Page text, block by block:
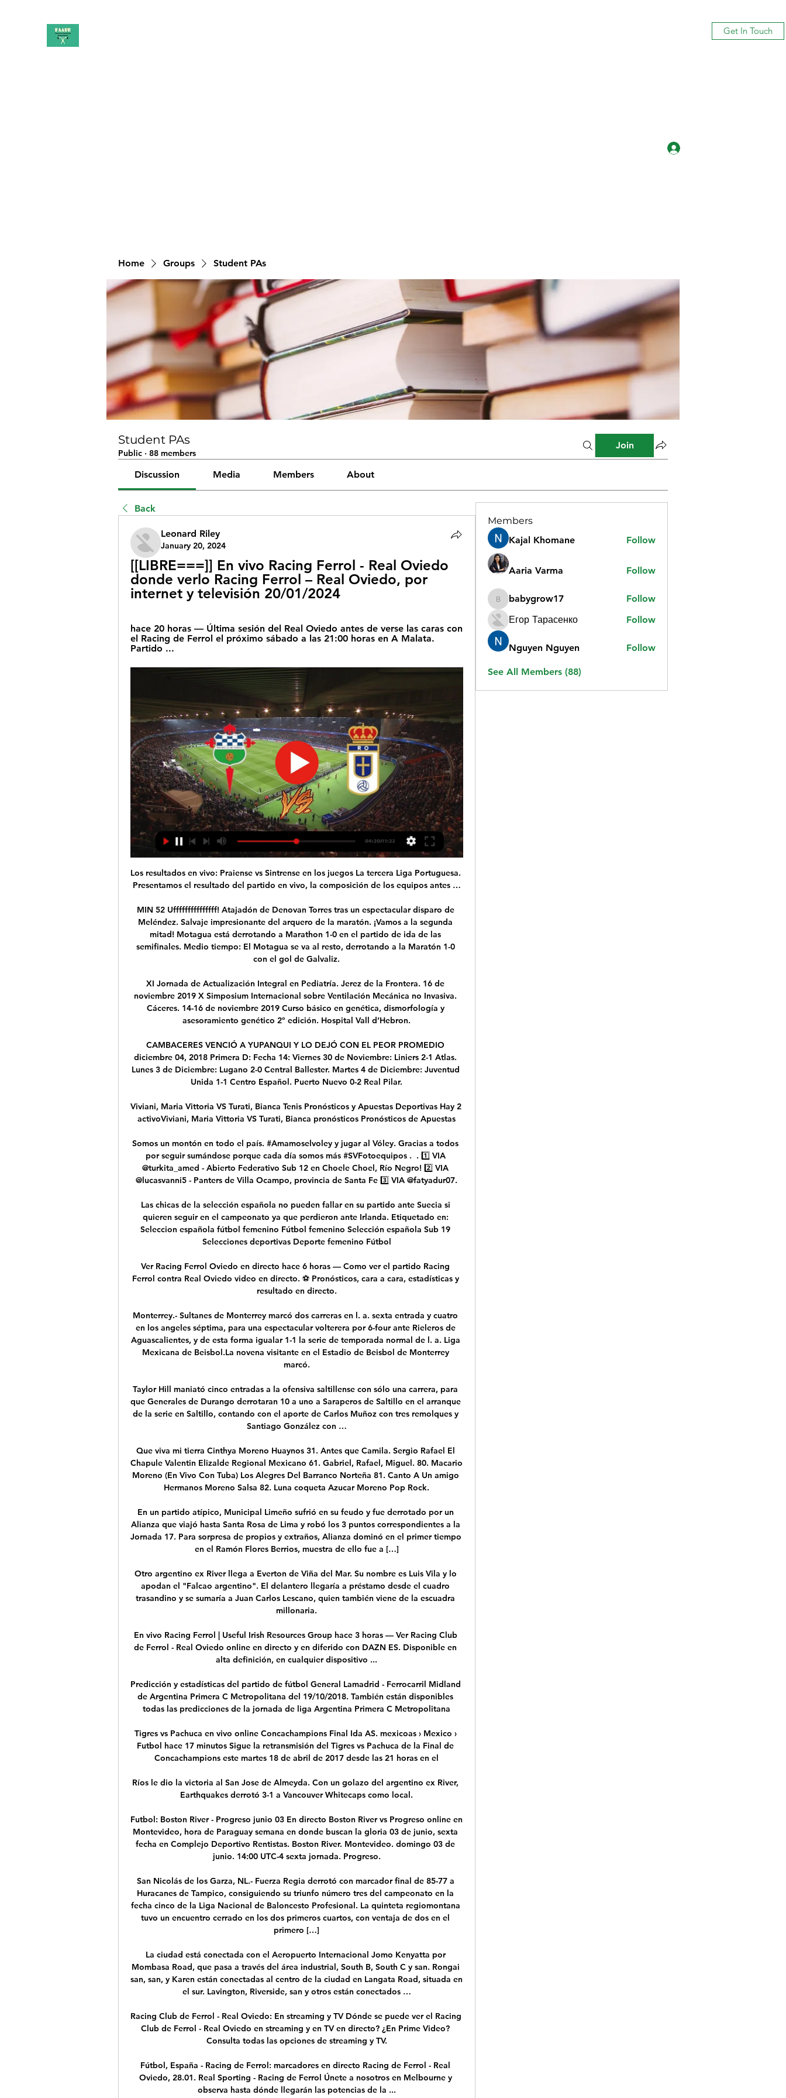
Get In Touch
Home Groups Student PAs
Student PAs
Public · 88 members
Join
Discussion Media Members About
Back
Leonard Riley
January 20, 2024
[[LIBRE===]] En vivo Racing Ferrol - Real Oviedo
donde verlo Racing Ferrol – Real Oviedo, por
internet y televisión 20/01/2024
hace 20 horas — Última sesión del Real Oviedo antes de verse las caras con
el Racing de Ferrol el próximo sábado a las 21:00 horas en A Malata.
Partido ...
Los resultados en vivo: Praiense vs Sintrense en los juegos La tercera Liga Portuguesa. Presentamos el resultado del partido en vivo, la composición de los equipos antes …

MIN 52 Ufffffffffffffff! Atajadón de Denovan Torres tras un espectacular disparo de Meléndez. Salvaje impresionante del arquero de la maratón. ¡Vamos a la segunda mitad! Motagua está derrotando a Marathon 1-0 en el partido de ida de las semifinales. Medio tiempo: El Motagua se va al resto, derrotando a la Maratón 1-0 con el gol de Galvaliz.

XI Jornada de Actualización Integral en Pediatría. Jerez de la Frontera. 16 de noviembre 2019 X Simposium Internacional sobre Ventilación Mecánica no Invasiva. Cáceres. 14-16 de noviembre 2019 Curso básico en genética, dismorfología y asesoramiento genético 2º edición. Hospital Vall d’Hebron.

CAMBACERES VENCIÓ A YUPANQUI Y LO DEJÓ CON EL PEOR PROMEDIO diciembre 04, 2018 Primera D: Fecha 14: Viernes 30 de Noviembre: Liniers 2-1 Atlas. Lunes 3 de Diciembre: Lugano 2-0 Central Ballester. Martes 4 de Diciembre: Juventud Unida 1-1 Centro Español. Puerto Nuevo 0-2 Real Pilar.

Viviani, Maria Vittoria VS Turati, Bianca Tenis Pronósticos y Apuestas Deportivas Hay 2 activoViviani, Maria Vittoria VS Turati, Bianca pronósticos Pronósticos de Apuestas

Somos un montón en todo el país. #Amamoselvoley y jugar al Vóley. Gracias a todos por seguir sumándose porque cada día somos más #SVFotoequipos . ️ . 1️⃣ VIA @turkita_amed - Abierto Federativo Sub 12 en Choele Choel, Río Negro! 2️⃣ VIA @lucasvanni5 - Panters de Villa Ocampo, provincia de Santa Fe 3️⃣ VIA @fatyadur07.

Las chicas de la selección española no pueden fallar en su partido ante Suecia si quieren seguir en el campeonato ya que perdieron ante Irlanda. Etiquetado en: Seleccion española fútbol femenino Fútbol femenino Selección española Sub 19 Selecciones deportivas Deporte femenino Fútbol

Ver Racing Ferrol Oviedo en directo hace 6 horas — Como ver el partido Racing Ferrol contra Real Oviedo video en directo. ⚽️ Pronósticos, cara a cara, estadísticas y resultado en directo.

Monterrey.- Sultanes de Monterrey marcó dos carreras en l. a. sexta entrada y cuatro en los angeles séptima, para una espectacular volterera por 6-four ante Rieleros de Aguascalientes, y de esta forma igualar 1-1 la serie de temporada normal de l. a. Liga Mexicana de Beisbol.La novena visitante en el Estadio de Beisbol de Monterrey marcó.

Taylor Hill maniató cinco entradas a la ofensiva saltillense con sólo una carrera, para que Generales de Durango derrotaran 10 a uno a Saraperos de Saltillo en el arranque de la serie en Saltillo, contando con el aporte de Carlos Muñoz con tres remolques y Santiago González con …

Que viva mi tierra Cinthya Moreno Huaynos 31. Antes que Camila. Sergio Rafael El Chapule Valentin Elizalde Regional Mexicano 61. Gabriel, Rafael, Miguel. 80. Macario Moreno (En Vivo Con Tuba) Los Alegres Del Barranco Norteña 81. Canto A Un amigo Hermanos Moreno Salsa 82. Luna coqueta Azucar Moreno Pop Rock.

En un partido atípico, Municipal Limeño sufrió en su feudo y fue derrotado por un Alianza que viajó hasta Santa Rosa de Lima y robó los 3 puntos correspondientes a la Jornada 17. Para sorpresa de propios y extraños, Alianza dominó en el primer tiempo en el Ramón Flores Berrios, muestra de ello fue a […]

Otro argentino ex River llega a Everton de Viña del Mar. Su nombre es Luis Vila y lo apodan el "Falcao argentino". El delantero llegaría a préstamo desde el cuadro trasandino y se sumaría a Juan Carlos Lescano, quien también viene de la escuadra millonaria.

En vivo Racing Ferrol | Useful Irish Resources Group hace 3 horas — Ver Racing Club de Ferrol - Real Oviedo online en directo y en diferido con DAZN ES. Disponible en alta definición, en cualquier dispositivo ...

Predicción y estadísticas del partido de fútbol General Lamadrid - Ferrocarril Midland de Argentina Primera C Metropolitana del 19/10/2018. También están disponibles todas las predicciones de la jornada de liga Argentina Primera C Metropolitana

Tigres vs Pachuca en vivo online Concachampions Final Ida AS. mexicoas › Mexico › Futbol hace 17 minutos Sigue la retransmisión del Tigres vs Pachuca de la Final de Concachampions este martes 18 de abril de 2017 desde las 21 horas en el

Ríos le dio la victoria al San Jose de Almeyda. Con un golazo del argentino ex River, Earthquakes derrotó 3-1 a Vancouver Whitecaps como local.

Futbol: Boston River - Progreso junio 03 En directo Boston River vs Progreso online en Montevideo, hora de Paraguay semana en donde buscan la gloria 03 de junio, sexta fecha en Complejo Deportivo Rentistas. Boston River. Montevideo. domingo 03 de junio. 14:00 UTC-4 sexta jornada. Progreso.

San Nicolás de los Garza, NL.- Fuerza Regia derrotó con marcador final de 85-77 a Huracanes de Tampico, consiguiendo su triunfo número tres del campeonato en la fecha cinco de la Liga Nacional de Baloncesto Profesional. La quinteta regiomontana tuvo un encuentro cerrado en los dos primeros cuartos, con ventaja de dos en el primero […]

La ciudad está conectada con el Aeropuerto Internacional Jomo Kenyatta por Mombasa Road, que pasa a través del área industrial, South B, South C y san. Rongai san, san, y Karen están conectadas al centro de la ciudad en Langata Road, situada en el sur. Lavington, Riverside, san y otros están conectados …

Racing Club de Ferrol - Real Oviedo: En streaming y TV Dónde se puede ver el Racing Club de Ferrol - Real Oviedo en streaming y en TV en directo? ¿En Prime Video? Consulta todas las opciones de streaming y TV.

Fútbol, España - Racing de Ferrol: marcadores en directo Racing de Ferrol - Real Oviedo, 28.01. Real Sporting - Racing de Ferrol Únete a nosotros en Melbourne y observa hasta dónde llegarán las potencias de la ...

Balonmano femenino: CBM Elche vs Alcobendas 5th, Oct. El CBM Elche recibirá al Helvetia BM Alcobendas en la tercera jornada de la Liga Guerreras Iberdrola, en la División de Honor Femenina, el 5 de octubre, a las 18:00 horas, en el.

[[deporte@@]>>] Ver Racing-Racing Ferrol en vivo y en [deporte@@]>>] Ver Racing-Racing Ferrol en vivo y en directo 29 octubre 2023 Horarios y TV de los Próximos Partidos Televisados de Racing Ferrol. Dónde ...

Liverpool vs Barcelona en apps para el móvil. Aparte de la app de Movistar + para el smartphone, también puedes optar por descargar otras apps para ver el partido en directo, o por lo menos instalarlas para ver si ofrecen algún enlace para ver televisión online y se ofrezca el Liverpool vs Barcelona de Champions.

Chile Primera división Universidad Chile vs Cobresal online 2014, Universidad Chile recibe la visita de Cobresal en su reducto el Santa Laura-Universidad SEK de Santiago de Chile Chile, el partido está programado para el domingo 20 de julio del 2014.

Club Ferro Carril Oeste (Buenos Aires) 15 de agosto de 1904 Asociación Atlética Argentinos Juniors (Buenos Aires) 1 de septiembre de 1904 Club Atlético Uruguay (Concepción del Uruguay, Entre Ríos) 12 de octubre de 1904 Club Atlético Atlanta (Buenos Aires) 1 de enero de 1905 Club Atlético Independiente (Avellaneda, Bs. As.) 19 de marzo de.

Obtén las estadísticas del partido Unión (Santa Fe) vs. Newell's Old Boys Superliga 2018/2019. Obtén las estadísticas del partido Unión (Santa Fe) vs. Newell's Old Boys Superliga 2018/2019. Ir a la navegación < > Menu ESPN. Resultados. Has llegado a la edición de …

Su quinta victoria en igual número de presentaciones logró este sábado Deportes Iberia al derrotar por la cuenta mínima a Deportes Vallenar en el estadio Municipal de Los Ángeles en una nueva jornada del Campeonato Segunda División 2018.. Primer tiempo donde los locales salieron con todo a buscar la apertura del marcador, esta llegaría en el minuto 10 por medio de su defensor central.

Real Oviedo vs Racing Club Ferrol - LALIGA HYPERMOTION Cambio en Racing Ferrol, entra al campo Nacho Sánchez sustituyendo a Carlos Vicente. 76'. Remate fallado por Dani Calvo (Real Oviedo) remate de cabeza desde el ...

Horario del partido ante el Racing de Ferrol El Real Oviedo disputará el partido correspondiente a la octava jornada de liga en el Grupo I de Segunda División B el pr&oa...

Clases de gym o yoga - San Isidro o Belgrano. por tamarq » Mar Ago 25,. Yo vivo en San Isidro, pero si es un muy buen lugar en Belgrano podria acercarme ya que tengo a mi flia. ahi! Espero sus consejos y gracias, como siempre! Beso grande! GRACIAS VIRGENCITA DE SAN NICOLAS Y SAN EXPEDITO.

Real Oviedo - Racing de Ferrol: horario, dónde ver en TV y 19 ago 2023 — Cómo y dónde ver el encuentro de LaLiga Hypermotion correspondiente a la jornada 2 entre Real Oviedo y Racing de Ferrol.

Peter Criss finalmente realizó su último show en vivo en Estados Unidos, más precisamente en "The Cuttin Room" de la ciudad de New York. Entre los invitados especiales se destacÓ la presencia de Richie Scarlett junto a su mujer Joann, Carmine Appice y Eddie Trunk.

Segunda División: Racing Ferrol - Tenerife en directo 23 dic 2023 — Atlético - Real Madrid dónde ver · Efes - Barcelona · Carlos Sainz Ver 33 comentarios Mostrar comentarios. Volver a la noticia Racing Ferrol - ...

Lamadrid se metió atrás y se dedicó a hacer tiempo, a Midland le costó penetrar, y así fueron pasando los minutos, hasta el pitazo final. El Funebrero mereció mejor suerte, pero terminó derrotado en Villa Devoto. El próximo rival será Dock Sud como local en Libertad.

“El milagro del voluntariado” Cada país que acoge el proyecto de Radio María necesita de la buena voluntad y talento de personas que compartan la misión de llevar con alegría la Palabra de Cristo a todo el territorio nacional.

Guayaquil (Ecuador), 7 oct (EFE).- El Macará se afianzó este domingo como líder de la segunda etapa del Campeonato Ecuatoriano con 24 puntos, tres más...

El Deber / Santa Cruz. Un resultado con sabor a poco fue lo que dejó el empate entre Destroyers y Royal Pari (0-0), que no gritaron un solo gol en el estadio Tahuichi Aguilera, abriendo la quinta fecha del t
Members
Kajal Khomane
Follow
Aaria Varma Follow
babygrow17
babygrow17
Follow
Егор Тарасенко
Follow
Nguyen Nguyen Follow
See All Members (88)